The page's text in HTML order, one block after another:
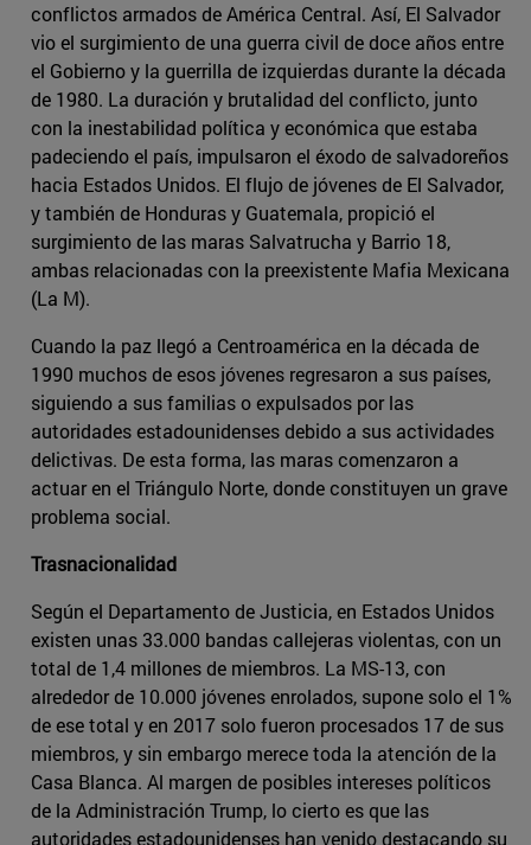
conflictos armados de América Central. Así, El Salvador
vio el surgimiento de una guerra civil de doce años entre
el Gobierno y la guerrilla de izquierdas durante la década
de 1980. La duración y brutalidad del conflicto, junto
con la inestabilidad política y económica que estaba
padeciendo el país, impulsaron el éxodo de salvadoreños
hacia Estados Unidos. El flujo de jóvenes de El Salvador,
y también de Honduras y Guatemala, propició el
surgimiento de las maras Salvatrucha y Barrio 18,
ambas relacionadas con la preexistente Mafia Mexicana
(La M).
Cuando la paz llegó a Centroamérica en la década de
1990 muchos de esos jóvenes regresaron a sus países,
siguiendo a sus familias o expulsados por las
autoridades estadounidenses debido a sus actividades
delictivas. De esta forma, las maras comenzaron a
actuar en el Triángulo Norte, donde constituyen un grave
problema social.
Trasnacionalidad
Según el Departamento de Justicia, en Estados Unidos
existen unas 33.000 bandas callejeras violentas, con un
total de 1,4 millones de miembros. La MS-13, con
alrededor de 10.000 jóvenes enrolados, supone solo el 1%
de ese total y en 2017 solo fueron procesados 17 de sus
miembros, y sin embargo merece toda la atención de la
Casa Blanca. Al margen de posibles intereses políticos
de la Administración Trump, lo cierto es que las
autoridades estadounidenses han venido destacando su